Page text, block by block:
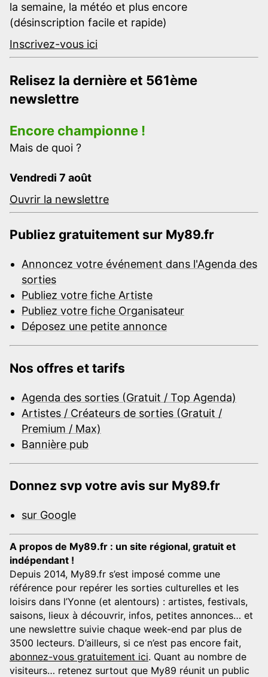
la semaine, la météo et plus encore
(désinscription facile et rapide)
Inscrivez-vous ici
Relisez la dernière et 561ème
newslettre
Encore championne !
Mais de quoi ?
Vendredi 7 août
Ouvrir la newslettre
Publiez gratuitement sur My89.fr
Annoncez votre événement dans l'Agenda des
sorties
Publiez votre fiche Artiste
Publiez votre fiche Organisateur
Déposez une petite annonce
Nos offres et tarifs
Agenda des sorties (Gratuit / Top Agenda)
Artistes / Créateurs de sorties (Gratuit /
Premium / Max)
Bannière pub
Donnez svp votre avis sur My89.fr
sur Google
A propos de My89.fr : un site régional, gratuit et
indépendant !
Depuis 2014, My89.fr s’est imposé comme une
référence pour repérer les sorties culturelles et les
loisirs dans l’Yonne (et alentours) : artistes, festivals,
saisons, lieux à découvrir, infos, petites annonces… et
une newslettre suivie chaque week-end par plus de
3500 lecteurs. D’ailleurs, si ce n’est pas encore fait,
abonnez-vous gratuitement ici. Quant au nombre de
visiteurs… retenez surtout que My89 réunit un public